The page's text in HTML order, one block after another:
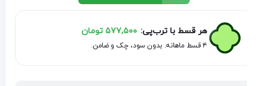
هر قسط با ترب‌پی:۵۷۷,۵۰۰ تومان